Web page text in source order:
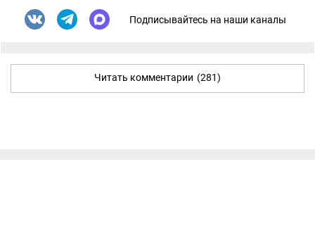
Подписывайтесь на наши каналы
Читать комментарии (281)